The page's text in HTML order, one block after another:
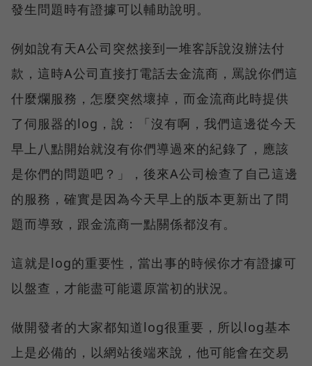
發生問題時有證據可以輔助說明。
例如說有天A公司突然接到一堆客訴說沒辦法付
款，這時A公司直接打電話去金流商，罵說你們這
什麼爛服務，怎麼突然壞掉，而金流商此時提供
了伺服器的log，說：「沒有啊，我們這邊從今天
早上八點開始就沒有你們導過來的紀錄了，應該
是你們的問題吧？」，後來A公司檢查了自己這邊
的服務，確實是因為今天早上的版本更新出了問
題而導致，跟金流商一點關係都沒有。
這就是log的重要性，當出事的時候你才有證據可
以盤查，才能盡可能還原當初的狀況。
做開發者的大家都知道log很重要，所以log基本
上是必備的，以網站後端來說，他可能會在交易